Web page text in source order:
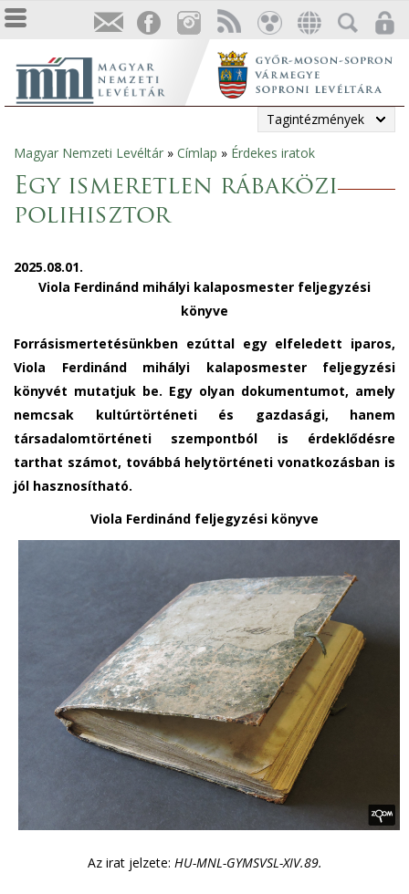
Tagintézmények
Jelenlegi
hely
Magyar Nemzeti Levéltár » Címlap » Érdekes iratok
Egy ismeretlen rábaközi
polihisztor
2025.08.01.
Viola Ferdinánd mihályi kalaposmester feljegyzési
könyve
Forrásismertetésünkben ezúttal egy elfeledett iparos,
Viola Ferdinánd mihályi kalaposmester feljegyzési
könyvét mutatjuk be. Egy olyan dokumentumot, amely
nemcsak kultúrtörténeti és gazdasági, hanem
társadalomtörténeti szempontból is érdeklődésre
tarthat számot, továbbá helytörténeti vonatkozásban is
jól hasznosítható.
Viola Ferdinánd feljegyzési könyve
Az irat jelzete: HU-MNL-GYMSVSL-XIV.89.